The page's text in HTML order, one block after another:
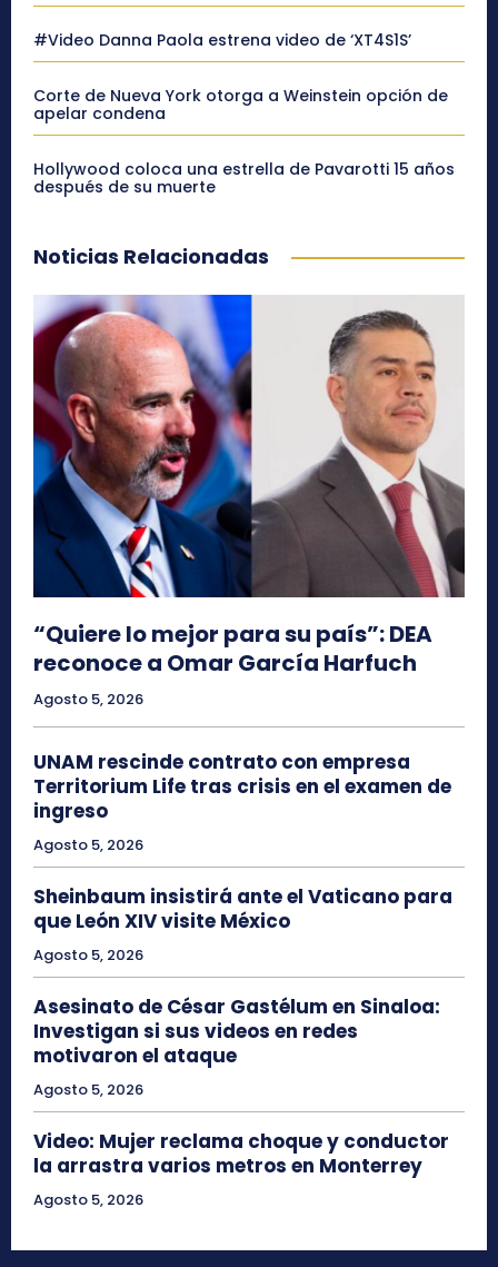
#Video Danna Paola estrena video de ‘XT4S1S’
Corte de Nueva York otorga a Weinstein opción de
apelar condena
Hollywood coloca una estrella de Pavarotti 15 años
después de su muerte
Noticias Relacionadas
“Quiere lo mejor para su país”: DEA
reconoce a Omar García Harfuch
Agosto 5, 2026
UNAM rescinde contrato con empresa
Territorium Life tras crisis en el examen de
ingreso
Agosto 5, 2026
Sheinbaum insistirá ante el Vaticano para
que León XIV visite México
Agosto 5, 2026
Asesinato de César Gastélum en Sinaloa:
Investigan si sus videos en redes
motivaron el ataque
Agosto 5, 2026
Video: Mujer reclama choque y conductor
la arrastra varios metros en Monterrey
Agosto 5, 2026